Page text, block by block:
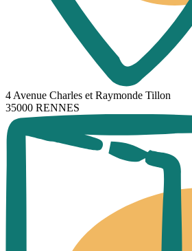
4 Avenue Charles et Raymonde Tillon
35000 RENNES